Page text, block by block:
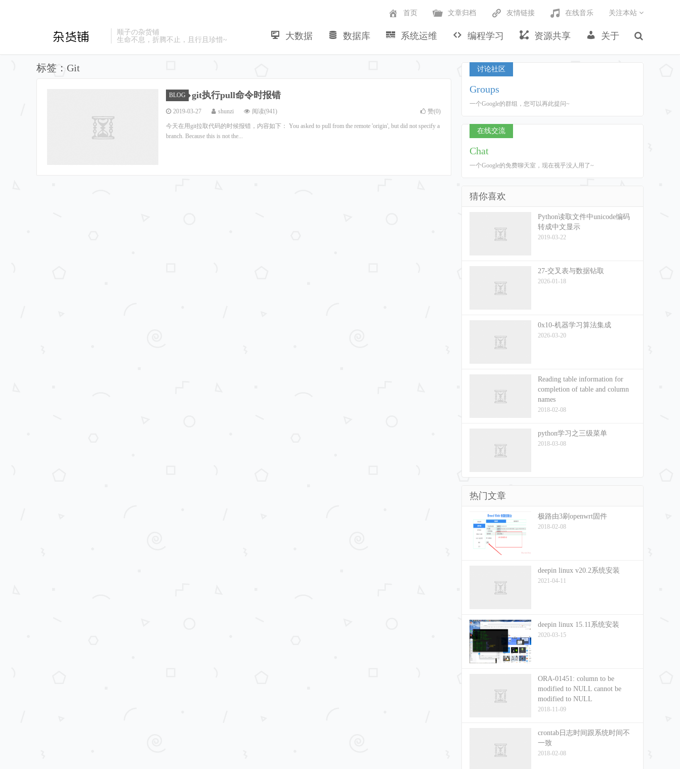
顺子の杂货铺
生命不息，折腾不止，且行且珍惜~
大数据 数据库 系统运维 编程学习 资源共享 关于
首页 文章归档 友情链接 在线音乐 关注本站
标签：Git
BLOG git执行pull命令时报错
2019-03-27 shunzi 阅读(941) 赞(0)
今天在用git拉取代码的时候报错，内容如下： You asked to pull from the remote 'origin', but did not specify a
branch. Because this is not the...
讨论社区
Groups
一个Google的群组，您可以再此提问~
在线交流
Chat
一个Google的免费聊天室，现在视乎没人用了~
猜你喜欢
Python读取文件中unicode编码
转成中文显示
2019-03-22
27-交叉表与数据钻取
2026-01-18
0x10-机器学习算法集成
2026-03-20
Reading table information for
completion of table and column
names
2018-02-08
python学习之三级菜单
2018-03-08
热门文章
极路由3刷openwrt固件
2018-02-08
deepin linux v20.2系统安装
2021-04-11
deepin linux 15.11系统安装
2020-03-15
ORA-01451: column to be
modified to NULL cannot be
modified to NULL
2018-11-09
crontab日志时间跟系统时间不
一致
2018-02-08